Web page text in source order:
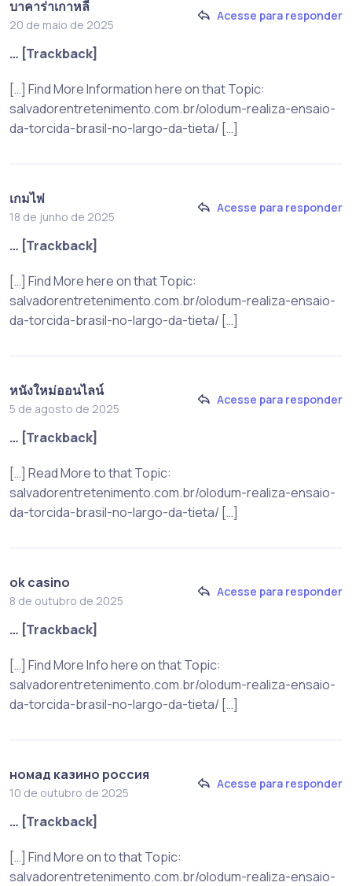
บาคาร่าเกาหลี
20 de maio de 2025
Acesse para responder
… [Trackback]
[…] Find More Information here on that Topic:
salvadorentretenimento.com.br/olodum-realiza-ensaio-
da-torcida-brasil-no-largo-da-tieta/ […]
เกมไพ่
18 de junho de 2025
Acesse para responder
… [Trackback]
[…] Find More here on that Topic:
salvadorentretenimento.com.br/olodum-realiza-ensaio-
da-torcida-brasil-no-largo-da-tieta/ […]
หนังใหม่ออนไลน์
5 de agosto de 2025
Acesse para responder
… [Trackback]
[…] Read More to that Topic:
salvadorentretenimento.com.br/olodum-realiza-ensaio-
da-torcida-brasil-no-largo-da-tieta/ […]
ok casino
8 de outubro de 2025
Acesse para responder
… [Trackback]
[…] Find More Info here on that Topic:
salvadorentretenimento.com.br/olodum-realiza-ensaio-
da-torcida-brasil-no-largo-da-tieta/ […]
номад казино россия
10 de outubro de 2025
Acesse para responder
… [Trackback]
[…] Find More on to that Topic:
salvadorentretenimento.com.br/olodum-realiza-ensaio-